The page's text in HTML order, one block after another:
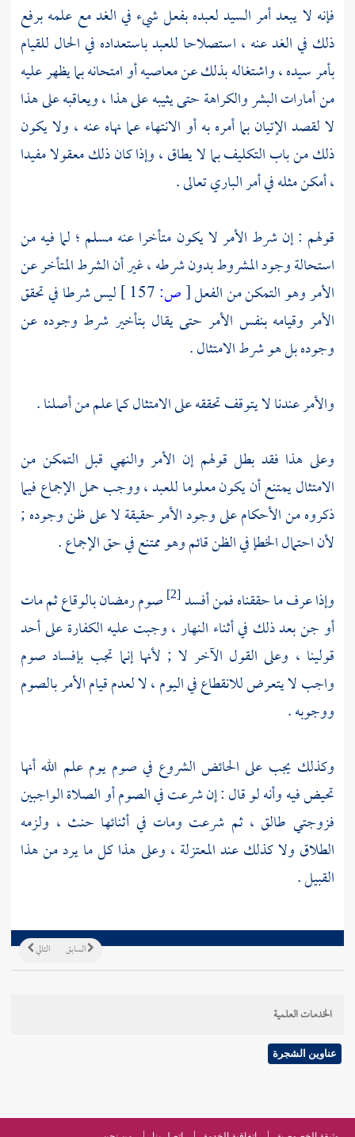
فإنه لا يبعد أمر السيد لعبده بفعل شيء في الغد مع علمه برفع
ذلك في الغد عنه ، استصلاحا للعبد باستعداده في الحال للقيام
بأمر سيده ، واشتغاله بذلك عن معاصيه أو امتحانه بما يظهر عليه
من أمارات البشر والكراهة حتى يثيبه على هذا ، ويعاقبه على هذا
لا لقصد الإتيان بما أمره به أو الانتهاء عما نهاه عنه ، ولا يكون
ذلك من باب التكليف بما لا يطاق ، وإذا كان ذلك معقولا مفيدا
، أمكن مثله في أمر الباري تعالى .
قولهم : إن شرط الأمر لا يكون متأخرا عنه مسلم ؛ لما فيه من
استحالة وجود المشروط بدون شرطه ، غير أن الشرط المتأخر عن
الأمر وهو التمكن من الفعل[ص:
ليس شرطا في تحقق
الأمر وقيامه بنفس الأمر حتى يقال بتأخير شرط وجوده عن
وجوده بل هو شرط الامتثال .
والأمر عندنا لا يتوقف تحققه على الامتثال كما علم من أصلنا .
وعلى هذا فقد بطل قولهم إن الأمر والنهي قبل التمكن من
الامتثال يمتنع أن يكون معلوما للعبد ، ووجب حمل الإجماع فيما
ذكروه من الأحكام على وجود الأمر حقيقة لا على ظن وجوده ;
لأن احتمال الخطإ في الظن قائم وهو ممتنع في حق الإجماع .
وإذا عرف ما حققناه فمن أفسد [2]
صوم رمضان بالوقاع ثم مات
أو جن بعد ذلك في أثناء النهار ، وجبت عليه الكفارة على أحد
قولينا ، وعلى القول الآخر لا ; لأنها إنما تجب بإفساد صوم
واجب لا يتعرض للانقطاع في اليوم ، لا لعدم قيام الأمر بالصوم
ووجوبه .
وكذلك يجب على الحائض الشروع في صوم يوم علم الله أنها
تحيض فيه وأنه لو قال : إن شرعت في الصوم أو الصلاة الواجبين
فزوجتي طالق ، ثم شرعت ومات في أثنائها حنث ، ولزمه
الطلاق ولا كذلك عندالمعتزلة ، وعلى هذا كل ما يرد من هذا
القبيل .
التالي السابق
الخدمات العلمية
عناوين الشجرة